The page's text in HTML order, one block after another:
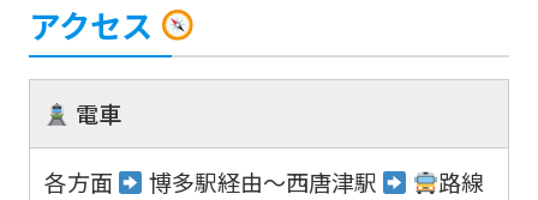
アクセス
電車
各方面 博多駅経由～西唐津駅
路線